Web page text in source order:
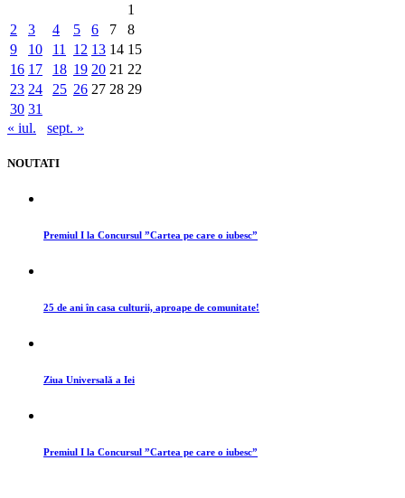
1
2
3 4 5 6 7
8
9
10 11 12 13 14 15
16 17 18 19 20 21 22
23 24 25 26 27 28 29
30 31
« iul.
sept. »
NOUTATI
Premiul I la Concursul ”Cartea pe care o iubesc”
25 de ani în casa culturii, aproape de comunitate!
Ziua Universală a Iei
Premiul I la Concursul ”Cartea pe care o iubesc”